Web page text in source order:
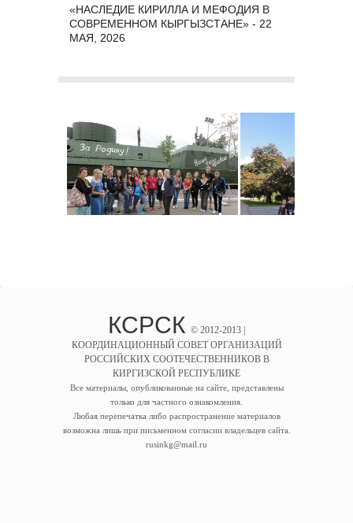
«НАСЛЕДИЕ КИРИЛЛА И МЕФОДИЯ В
СОВРЕМЕННОМ КЫРГЫЗСТАНЕ» - 22
МАЯ, 2026
КСРСК © 2012-2013 |
КООРДИНАЦИОННЫЙ СОВЕТ ОРГАНИЗАЦИЙ
РОССИЙСКИХ СООТЕЧЕСТВЕННИКОВ В
КИРГИЗСКОЙ РЕСПУБЛИКЕ
Все материалы, опубликованные на сайте, представлены
только для частного ознакомления.
Любая перепечатка либо распространение материалов
возможна лишь при письменном согласии владельцев сайта.
rusinkg@mail.ru